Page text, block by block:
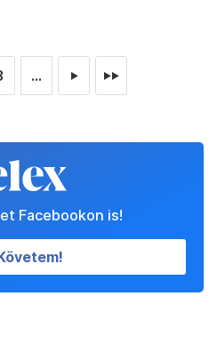
... ► ►►
Facebookon is!